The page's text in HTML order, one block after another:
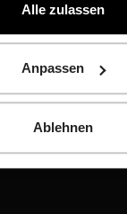
Alle zulassen
Anpassen
Ablehnen